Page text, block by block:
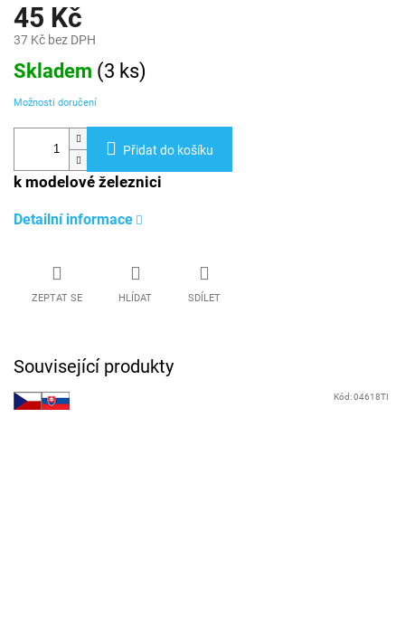
45 Kč
37 Kč bez DPH
Měrná
cena:
Skladem (3 ks)
Možnosti doručení
Přidat do košíku
k modelové železnici
Detailní informace
ZEPTAT SE HLÍDAT SDÍLET
Související produkty
Kód:04618TI